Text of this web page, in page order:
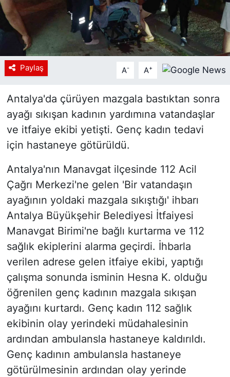
Paylaş A- A+
Antalya'da çürüyen mazgala bastıktan sonra
ayağı sıkışan kadının yardımına vatandaşlar
ve itfaiye ekibi yetişti. Genç kadın tedavi
için hastaneye götürüldü.
Antalya'nın Manavgat ilçesinde 112 Acil
Çağrı Merkezi'ne gelen 'Bir vatandaşın
ayağının yoldaki mazgala sıkıştığı' ihbarı
Antalya Büyükşehir Belediyesi İtfaiyesi
Manavgat Birimi'ne bağlı kurtarma ve 112
sağlık ekiplerini alarma geçirdi. İhbarla
verilen adrese gelen itfaiye ekibi, yaptığı
çalışma sonunda isminin Hesna K. olduğu
öğrenilen genç kadının mazgala sıkışan
ayağını kurtardı. Genç kadın 112 sağlık
ekibinin olay yerindeki müdahalesinin
ardından ambulansla hastaneye kaldırıldı.
Genç kadının ambulansla hastaneye
götürülmesinin ardından olay yerinde
Tanıtım